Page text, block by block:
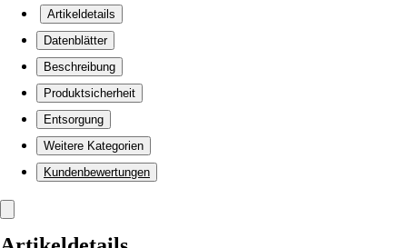
Artikeldetails
Datenblätter
Beschreibung
Produktsicherheit
Entsorgung
Weitere Kategorien
Kundenbewertungen